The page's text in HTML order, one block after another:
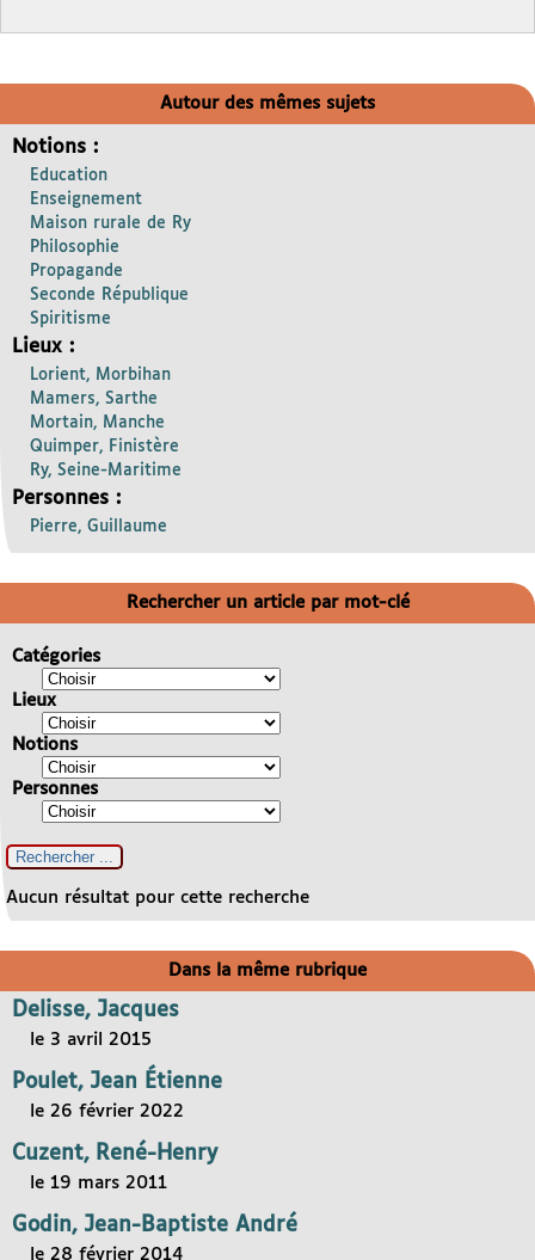
Autour des mêmes sujets
Notions :
Education
Enseignement
Maison rurale de Ry
Philosophie
Propagande
Seconde République
Spiritisme
Lieux :
Lorient, Morbihan
Mamers, Sarthe
Mortain, Manche
Quimper, Finistère
Ry, Seine-Maritime
Personnes :
Pierre, Guillaume
Rechercher un article par mot-clé
Catégories
Lieux
Notions
Personnes
Aucun résultat pour cette recherche
Dans la même rubrique
Delisse, Jacques
le 3 avril 2015
Poulet, Jean Étienne
le 26 février 2022
Cuzent, René-Henry
le 19 mars 2011
Godin, Jean-Baptiste André
le 28 février 2014